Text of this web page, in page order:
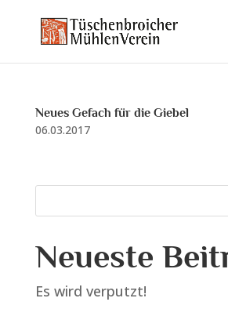
Neues Gefach für die Giebel
06.03.2017
Neueste
Es wird verputzt!